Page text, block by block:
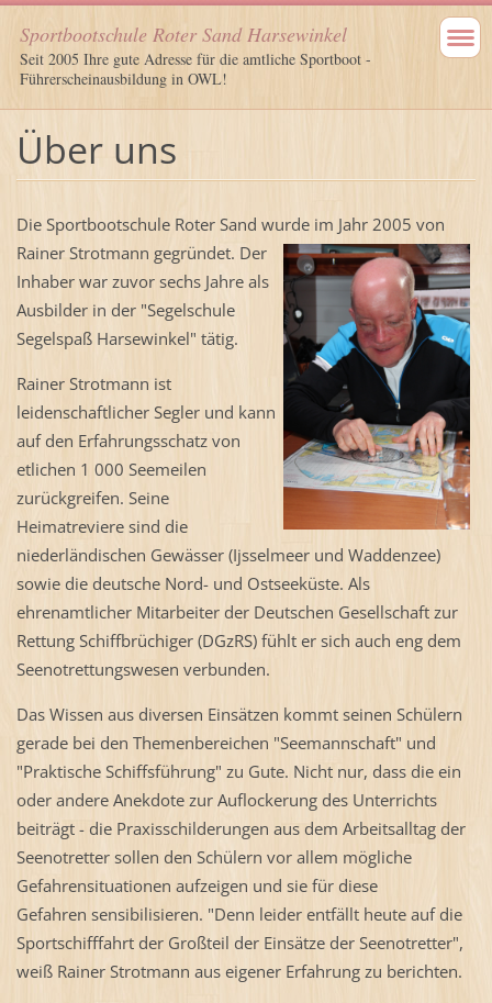
Sportbootschule Roter Sand Harsewinkel
Seit 2005 Ihre gute Adresse für die amtliche Sportboot -
Führerscheinausbildung in OWL!
Über uns
Die Sportbootschule Roter Sand wurde im Jahr 2005 von
Rainer Strotmann gegründet. Der
Inhaber war zuvor sechs Jahre als
Ausbilder in der "Segelschule
Segelspaß Harsewinkel" tätig.
Rainer Strotmann ist
leidenschaftlicher Segler und kann
auf den Erfahrungsschatz von
etlichen 1 000 Seemeilen
zurückgreifen. Seine
Heimatreviere sind die
niederländischen Gewässer (Ijsselmeer und Waddenzee)
sowie die deutsche Nord- und Ostseeküste. Als
ehrenamtlicher Mitarbeiter der Deutschen Gesellschaft zur
Rettung Schiffbrüchiger (DGzRS) fühlt er sich auch eng dem
Seenotrettungswesen verbunden.
Das Wissen aus diversen Einsätzen kommt seinen Schülern
gerade bei den Themenbereichen "Seemannschaft" und
"Praktische Schiffsführung" zu Gute. Nicht nur, dass die ein
oder andere Anekdote zur Auflockerung des Unterrichts
beiträgt - die Praxisschilderungen aus dem Arbeitsalltag der
Seenotretter sollen den Schülern vor allem mögliche
Gefahrensituationen aufzeigen und sie für diese
Gefahren sensibilisieren. "Denn leider entfällt heute auf die
Sportschifffahrt der Großteil der Einsätze der Seenotretter",
weiß Rainer Strotmann aus eigener Erfahrung zu berichten.